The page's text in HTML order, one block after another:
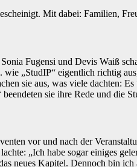
Mit dabei: Familien,
Fugensi und Devis Waiß
„StudIP“ eigentlich richtig
sie aus, was viele dachten:
sie ihre Rede und die
vor und nach der
„Ich habe sogar einiges
neues Kapitel. Dennoch bin